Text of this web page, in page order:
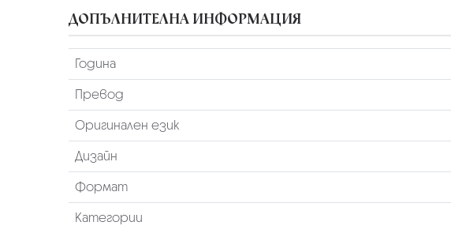
ДОПЪЛНИТЕЛНА ИНФОРМАЦИЯ
Година
Превод
Оригинален език
Дизайн
Формат
Категории